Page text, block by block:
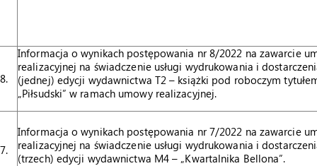
8.
Informacja o wynikach postępowania nr 8/2022 na zawarcie
realizacyjnej na świadczenie usługi wydrukowania i
(jednej) edycji wydawnictwa T2 – książki pod roboczym
„Piłsudski” w ramach umowy realizacyjnej.
7.
Informacja o wynikach postępowania nr 7/2022 na zawarcie
realizacyjnej na świadczenie usługi wydrukowania i
(trzech) edycji wydawnictwa M4 – „Kwartalnika Bellona”.